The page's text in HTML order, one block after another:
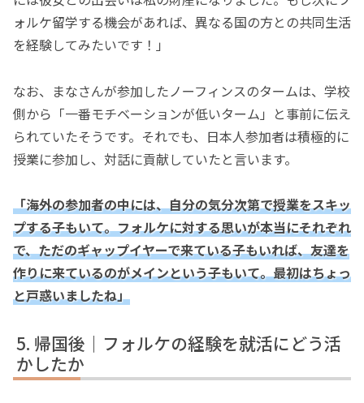
ォルケ留学する機会があれば、異なる国の方との共同生活
を経験してみたいです！」
なお、まなさんが参加したノーフィンスのタームは、学校
側から「一番モチベーションが低いターム」と事前に伝え
られていたそうです。それでも、日本人参加者は積極的に
授業に参加し、対話に貢献していたと言います。
「海外の参加者の中には、自分の気分次第で授業をスキッ
プする子もいて。フォルケに対する思いが本当にそれぞれ
で、ただのギャップイヤーで来ている子もいれば、友達を
作りに来ているのがメインという子もいて。最初はちょっ
と戸惑いましたね」
帰国後｜フォルケの経験を就活にどう活
かしたか